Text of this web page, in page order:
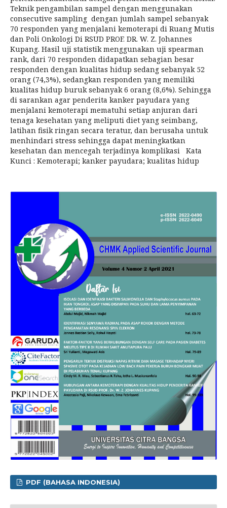
Teknik pengambilan sampel dengan menggunakan
consecutive sampling dengan jumlah sampel sebanyak
70 responden yang menjalani kemoterapi di Ruang Mutis
dan Poli Onkologi Di RSUD PROF. DR. W. Z. Johannes
Kupang. Hasil uji statistik menggunakan uji spearman
rank, dari 70 responden didapatkan sebagian besar
responden dengan kualitas hidup sedang sebanyak 52
orang (74,3%), sedangkan responden yang memiliki
kualitas hidup buruk sebanyak 6 orang (8,6%). Sehingga
di sarankan agar penderita kanker payudara yang
menjalani kemoterapi mematuhi setiap anjuran dari
tenaga kesehatan yang meliputi diet yang seimbang,
latihan fisik ringan secara teratur, dan berusaha untuk
menhindari stress sehingga dapat meningkatkan
kesehatan dan mencegah terjadinya komplikasi Kata
Kunci : Kemoterapi; kanker payudara; kualitas hidup
PDF (BAHASA INDONESIA)